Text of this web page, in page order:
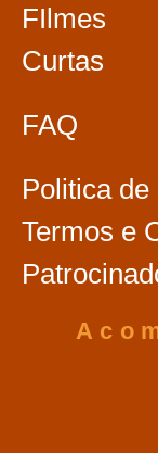
FIlmes
Curtas
FAQ
Politica
Termos e